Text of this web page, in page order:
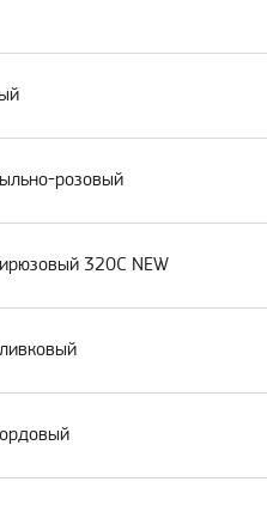
розовый
320C NEW